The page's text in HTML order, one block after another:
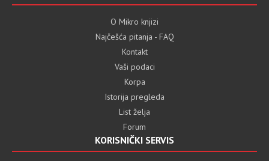
O Mikro knjizi
Najčešća pitanja - FAQ
Kontakt
Vaši podaci
Korpa
Istorija pregleda
List želja
Forum
KORISNIČKI SERVIS